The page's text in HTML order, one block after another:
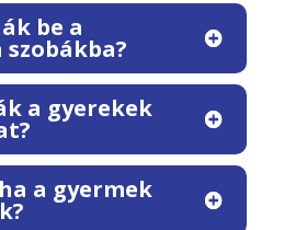
be a
a gyerekek
a gyermek